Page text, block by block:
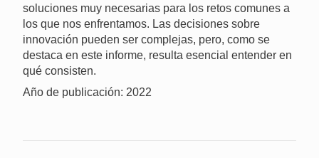
soluciones muy necesarias para los retos comunes a
los que nos enfrentamos. Las decisiones sobre
innovación pueden ser complejas, pero, como se
destaca en este informe, resulta esencial entender en
qué consisten.
Año de publicación: 2022